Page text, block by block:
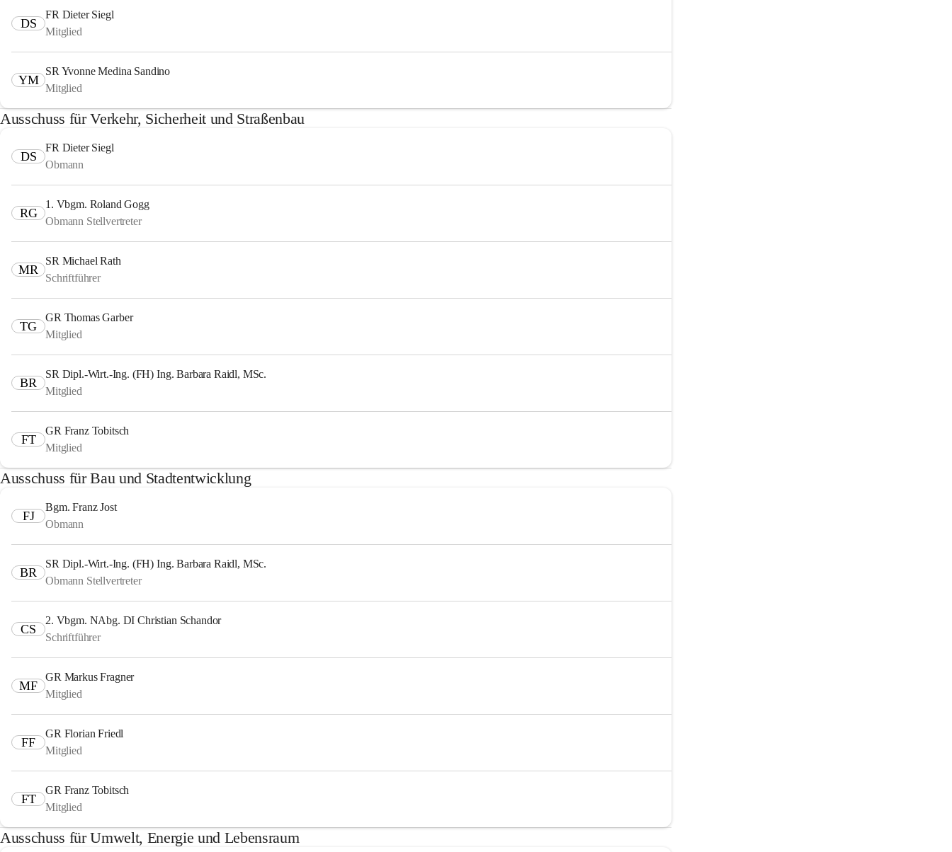
DS
FR Dieter Siegl
Mitglied
YM
SR Yvonne Medina Sandino
Mitglied
Ausschuss für Verkehr, Sicherheit und Straßenbau
DS
FR Dieter Siegl
Obmann
RG
1. Vbgm. Roland Gogg
Obmann Stellvertreter
MR
SR Michael Rath
Schriftführer
TG
GR Thomas Garber
Mitglied
BR
SR Dipl.-Wirt.-Ing. (FH) Ing. Barbara Raidl, MSc.
Mitglied
FT
GR Franz Tobitsch
Mitglied
Ausschuss für Bau und Stadtentwicklung
FJ
Bgm. Franz Jost
Obmann
BR
SR Dipl.-Wirt.-Ing. (FH) Ing. Barbara Raidl, MSc.
Obmann Stellvertreter
CS
2. Vbgm. NAbg. DI Christian Schandor
Schriftführer
MF
GR Markus Fragner
Mitglied
FF
GR Florian Friedl
Mitglied
FT
GR Franz Tobitsch
Mitglied
Ausschuss für Umwelt, Energie und Lebensraum